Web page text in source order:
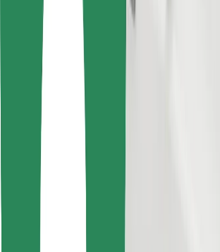
Descargar la app de Bolt
Encontrá tu comida favorita
Descargar la app de Bolt Food